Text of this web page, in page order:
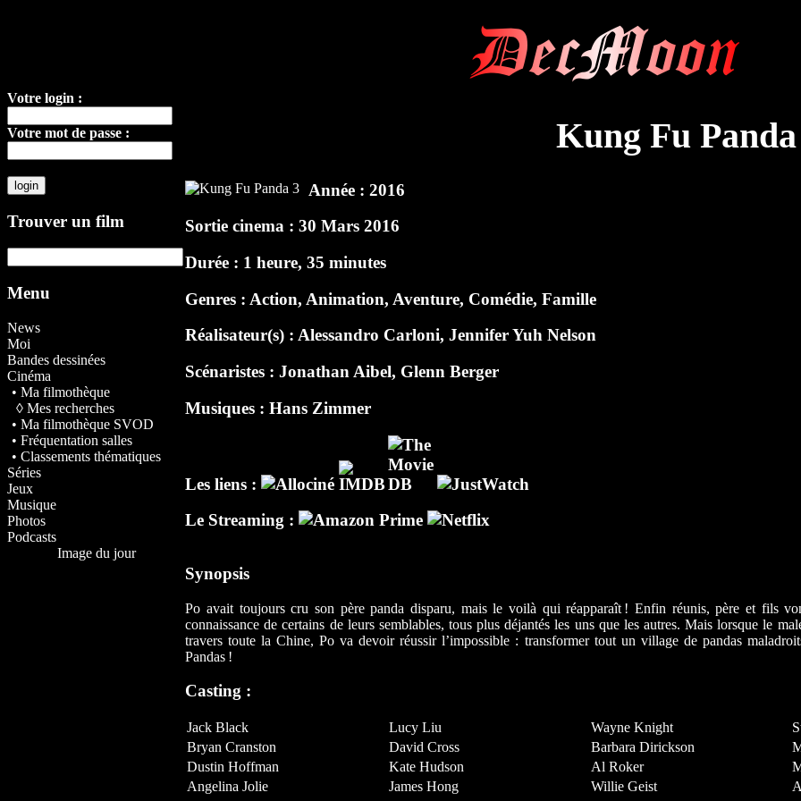
DecMoon
Votre login :
Votre mot de passe :
Trouver un film
Menu
News
Moi
Bandes dessinées
Cinéma
• Ma filmothèque
◊ Mes recherches
• Ma filmothèque SVOD
• Fréquentation salles
• Classements thématiques
Séries
Jeux
Musique
Photos
Podcasts
Image du jour
Kung Fu
Année : 2016
Sortie cinema : 30 Mars 2016
Durée : 1 heure, 35 minutes
Genres : Action, Animation, Aventure, Comédie, Famille
Réalisateur(s) :Alessandro Carloni,Jennifer Yuh Nelson
Scénaristes :Jonathan Aibel, Glenn Berger
Musiques :Hans Zimmer
Les liens :
Le Streaming :
Synopsis
Po avait toujours cru son père panda disparu, mais le voilà qui réapparaît ! Enfin réunis, père et fils
connaissance de certains de leurs semblables, tous plus déjantés les uns que les autres. Mais lorsque le
travers toute la Chine, Po va devoir réussir l’impossible : transformer tout un village de pandas
Pandas !
Casting :
Jack Black
Bryan Cranston
Dustin Hoffman
Angelina Jolie
Lucy Liu
David Cross
Kate Hudson
James Hong
Wayne Knight
Barbara Dirickson
Al Roker
Willie Geist